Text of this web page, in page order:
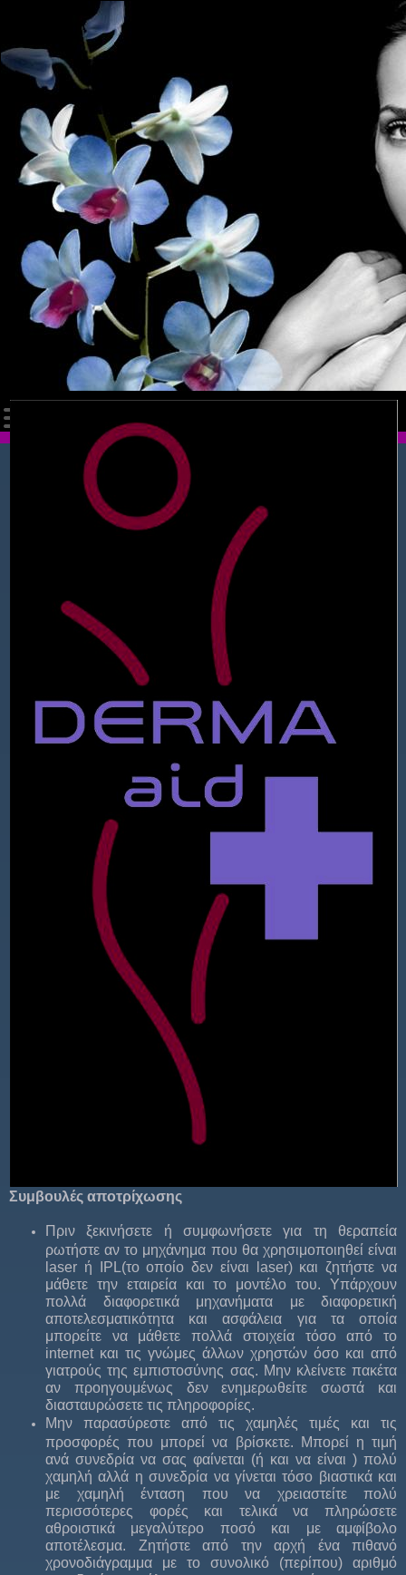
Συμβουλές αποτρίχωσης
Πριν ξεκινήσετε ή συμφωνήσετε για τη θεραπεία
ρωτήστε αν το μηχάνημα που θα χρησιμοποιηθεί είναι
laser ή IPL(το οπoίο δεν είναι laser) και ζητήστε να
μάθετε την εταιρεία και το μοντέλο του. Υπάρχουν
πολλά διαφορετικά μηχανήματα με διαφορετική
αποτελεσματικότητα και ασφάλεια για τα οποία
μπορείτε να μάθετε πολλά στοιχεία τόσο από το
internet και τις γνώμες άλλων χρηστών όσο και από
γιατρούς της εμπιστοσύνης σας. Μην κλείνετε πακέτα
αν προηγουμένως δεν ενημερωθείτε σωστά και
διασταυρώσετε τις πληροφορίες.
Μην παρασύρεστε από τις χαμηλές τιμές και τις
προσφορές που μπορεί να βρίσκετε. Μπορεί η τιμή
ανά συνεδρία να σας φαίνεται (ή και να είναι ) πολύ
χαμηλή αλλά η συνεδρία να γίνεται τόσο βιαστικά και
με χαμηλή ένταση που να χρειαστείτε πολύ
περισσότερες φορές και τελικά να πληρώσετε
αθροιστικά μεγαλύτερο ποσό και με αμφίβολο
αποτέλεσμα. Ζητήστε από την αρχή ένα πιθανό
χρονοδιάγραμμα με το συνολικό (περίπου) αριθμό